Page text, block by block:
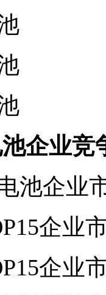
企业竞
池企业
企业
企业